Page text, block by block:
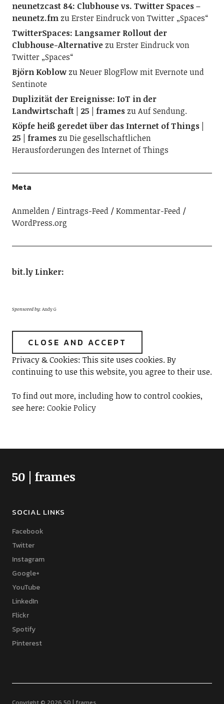
neunetzcast 84: Clubhouse vs. Twitter Spaces –
neunetz.fmzuErster Eindruck von Twitter „Spaces“
TwitterSpaces: Langsamer Rollout der
Clubhouse-AlternativezuErster Eindruck von
Twitter „Spaces“
Björn KoblowzuNeuer BlogFlow mit Evernote und
Sentinote
Duplizität der Ereignisse: IoT in der
Landwirtschaft | 25 | frameszuAuf Sendung.
Köpfe heiß geredet über das Internet of Things |
25 | frameszuDie gesellschaftlichen
Herausforderungen des Internet of Things
Meta
Anmelden Eintrags-Feed
Kommentar-Feed
WordPress.org
bit.ly Linker:
Sponsored by: Andy G
Privacy & Cookies: This site uses cookies. By
continuing to use this website, you agree to their use.
To find out more, including how to control cookies,
see here: Cookie Policy
50 | frames
SOCIAL LINKS
Facebook
Twitter
Instagram
Google+
YouTube
LinkedIn
Flickr
Spotify
Pinterest